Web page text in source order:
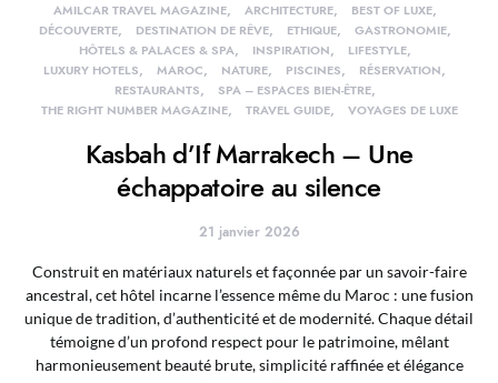
AMILCAR TRAVEL MAGAZINE
ARCHITECTURE
BEST OF LUXE
DÉCOUVERTE
DESTINATION DE RÊVE ETHIQUE
GASTRONOMIE
HÔTELS & PALACES & SPA
INSPIRATION
LIFESTYLE
LUXURY HOTELS
MAROC NATURE PISCINES
RÉSERVATION
RESTAURANTS
SPA – ESPACES BIEN-ÊTRE
THE RIGHT NUMBER MAGAZINE
TRAVEL GUIDE VOYAGES DE LUXE
Kasbah d’If Marrakech – Une
échappatoire au silence
21 janvier 2026
Construit en matériaux naturels et façonnée par un savoir-faire
ancestral, cet hôtel incarne l’essence même du Maroc : une fusion
unique de tradition, d’authenticité et de modernité. Chaque détail
témoigne d’un profond respect pour le patrimoine, mêlant
harmonieusement beauté brute, simplicité raffinée et élégance